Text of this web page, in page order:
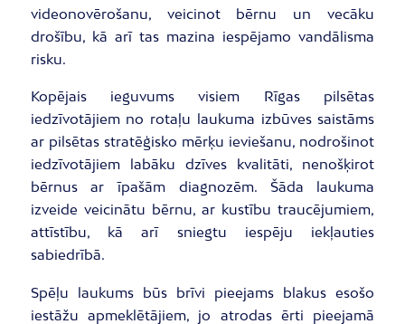
videonovērošanu, veicinot bērnu un vecāku
drošību, kā arī tas mazina iespējamo vandālisma
risku.
Kopējais ieguvums visiem Rīgas pilsētas
iedzīvotājiem no rotaļu laukuma izbūves saistāms
ar pilsētas stratēģisko mērķu ieviešanu, nodrošinot
iedzīvotājiem labāku dzīves kvalitāti, nenošķirot
bērnus ar īpašām diagnozēm. Šāda laukuma
izveide veicinātu bērnu, ar kustību traucējumiem,
attīstību, kā arī sniegtu iespēju iekļauties
sabiedrībā.
Spēļu laukums būs brīvi pieejams blakus esošo
iestāžu apmeklētājiem, jo atrodas ērti pieejamā